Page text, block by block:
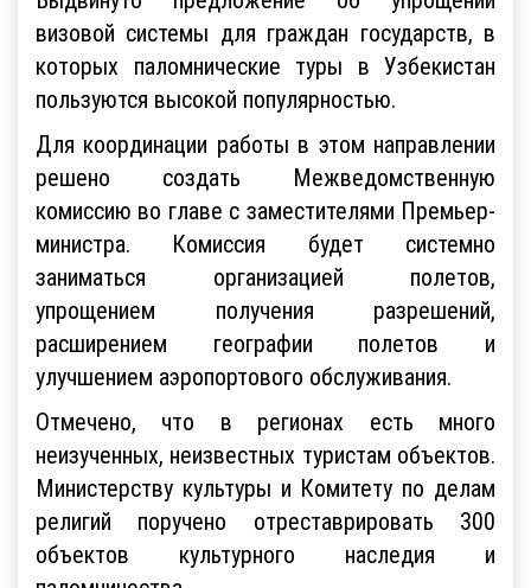
Выдвинуто предложение об упрощении
визовой системы для граждан государств, в
которых паломнические туры в Узбекистан
пользуются высокой популярностью.
Для координации работы в этом направлении
решено создать Межведомственную
комиссию во главе с заместителями Премьер-
министра. Комиссия будет системно
заниматься организацией полетов,
упрощением получения разрешений,
расширением географии полетов и
улучшением аэропортового обслуживания.
Отмечено, что в регионах есть много
неизученных, неизвестных туристам объектов.
Министерству культуры и Комитету по делам
религий поручено отреставрировать 300
объектов культурного наследия и